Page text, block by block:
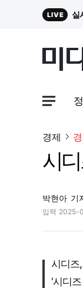
LIVE 실
사이트맵메
경제
시
박현아 기
입력 2025-
시디즈
‘시디